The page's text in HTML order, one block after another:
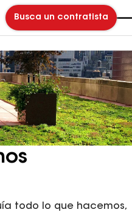
Busca un contratista
todo lo que hacemos,